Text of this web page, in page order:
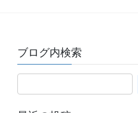
ブログ内検索